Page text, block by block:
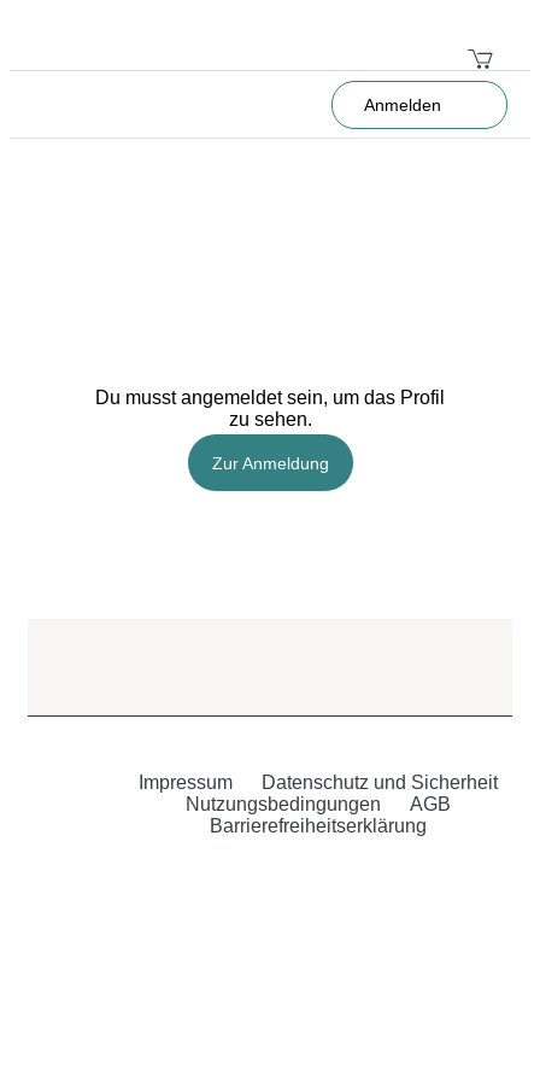
Anmelden
Du musst angemeldet sein, um das Profil
zu sehen.
Zur Anmeldung
Impressum
Datenschutz und Sicherheit
Nutzungsbedingungen
AGB
Barrierefreiheitserklärung